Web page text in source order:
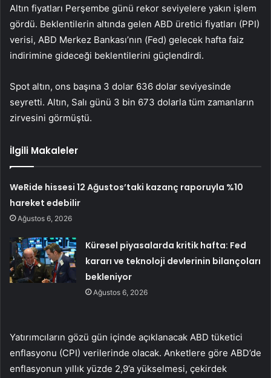
Altın fiyatları Perşembe günü rekor seviyelere yakın işlem
gördü. Beklentilerin altında gelen ABD üretici fiyatları (PPI)
verisi, ABD Merkez Bankası’nın (Fed) gelecek hafta faiz
indirimine gideceği beklentilerini güçlendirdi.
Spot altın, ons başına 3 dolar 636 dolar seviyesinde
seyretti. Altın, Salı günü 3 bin 673 dolarla tüm zamanların
zirvesini görmüştü.
İlgili Makaleler
WeRide hissesi 12 Ağustos’taki kazanç raporuyla %10
hareket edebilir
Ağustos 6, 2026
Küresel piyasalarda kritik hafta: Fed
kararı ve teknoloji devlerinin bilançoları
bekleniyor
Ağustos 6, 2026
Yatırımcıların gözü gün içinde açıklanacak ABD tüketici
enflasyonu (CPI) verilerinde olacak. Anketlere göre ABD’de
enflasyonun yıllık yüzde 2,9’a yükselmesi, çekirdek